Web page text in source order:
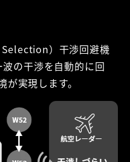
）干渉回避機
の干渉を自動的に回
実現します。